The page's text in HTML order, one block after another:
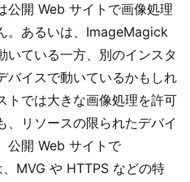
公開 Web サイトで画像処理
。あるいは、ImageMagick
いている一方、別のインスタ
バイスで動いているかもしれ
トでは大きな画像処理を許可
、リソースの限られたデバイ
公開 Web サイトで
MVG や HTTPS などの特